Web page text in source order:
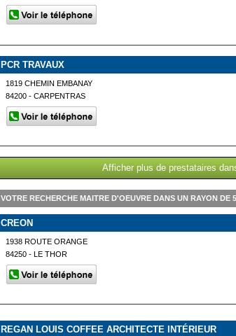
PCR TRAVAUX
1819 CHEMIN EMBANAY
84200 - CARPENTRAS
Afficher plus de prestataires
VOTRE RECHERCHE MAITRE D'OEUVRE DANS UN RAYON
CREON
1938 ROUTE ORANGE
84250 - LE THOR
REGAN LOUIS COFFEE ARCHITECTE INTÉRIEUR